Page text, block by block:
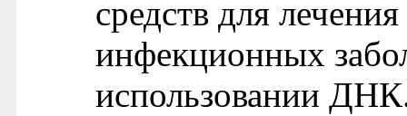
средств для
инфекционных
использовании